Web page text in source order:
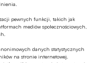
pewnych funkcji, takich jak
mediów społecznościowych,
danych statystycznych
na stronie internetowej.
powinna się
instrumentów
na instytucje